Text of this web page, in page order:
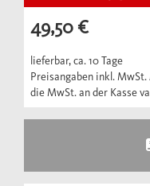
49,50 €
lieferbar, ca. 10 Tage
Preisangaben inkl.
die MwSt. an der Kasse